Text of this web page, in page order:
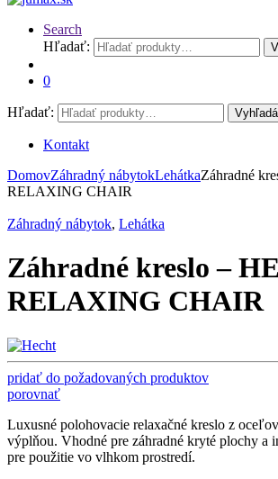
Search
Hľadať:
0
Hľadať:
Kontakt
DomovZáhradný nábytokLehátkaZáhradné
RELAXING CHAIR
Záhradný nábytok, Lehátka
Záhradné kreslo –
RELAXING CHAIR
pridať do požadovaných produktov
porovnať
Luxusné polohovacie relaxačné kreslo z
výplňou. Vhodné pre záhradné kryté plochy a
pre použitie vo vlhkom prostredí.